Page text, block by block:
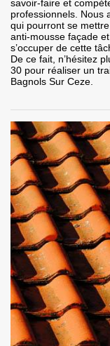
savoir-faire et
professionnels. Nous
qui pourront se
anti-mousse façade
s’occuper de cette
De ce fait, n’hésitez
30 pour réaliser un
Bagnols Sur Ceze.